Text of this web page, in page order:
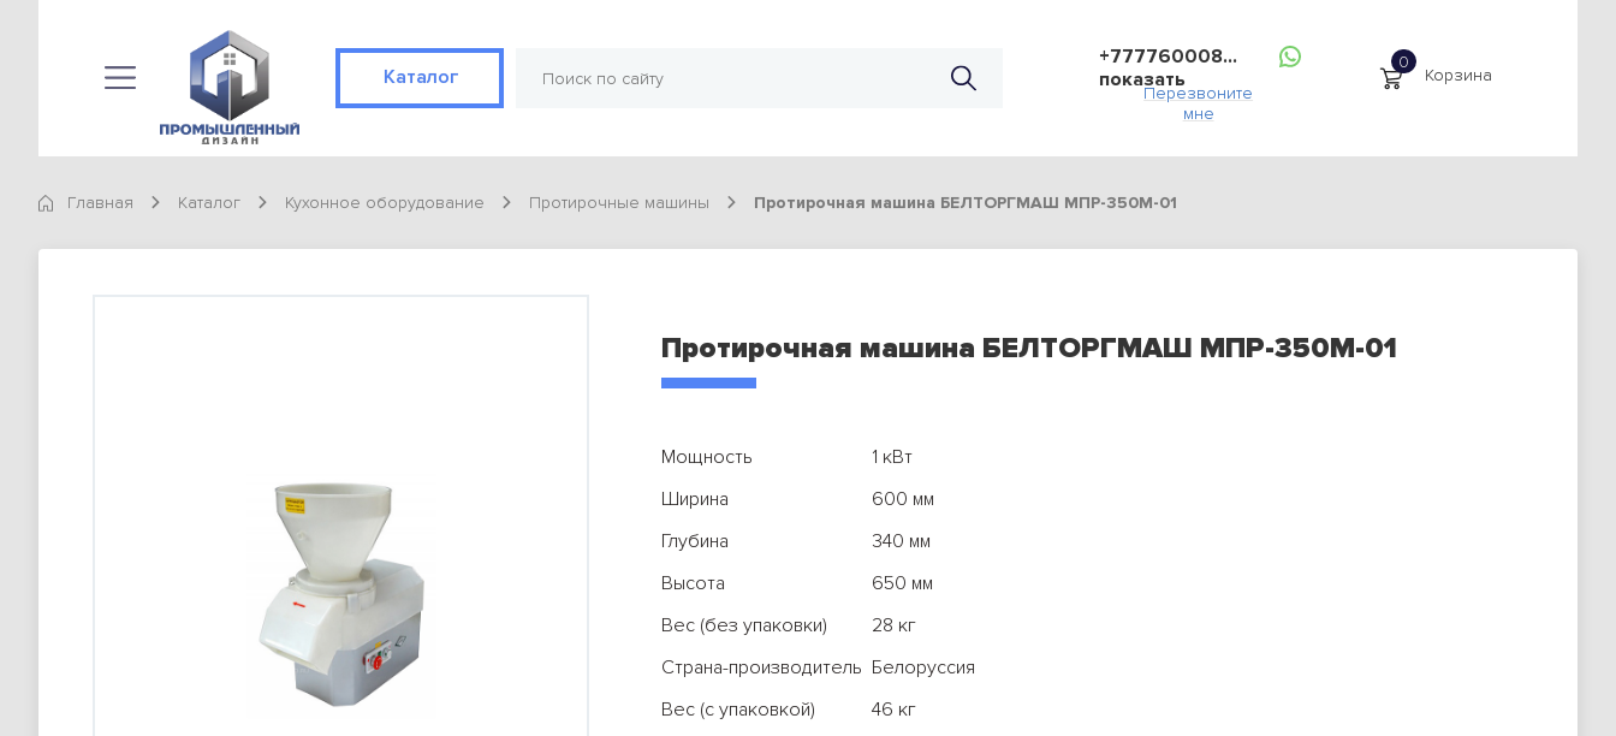
Каталог
+777760008...
показать
Перезвоните
мне
Корзина
Каталог
Готовые решения
Конвекционная печь Abat КЭП-4П
Конвекционная печь Abat КЭП-4П
Конвекционная печь Abat КЭП-4П
Главная Каталог Кухонное оборудование Протирочные машины Протирочная машина БЕЛТОРГМАШ МПР-350М-01
Протирочная машина БЕЛТОРГМАШ МПР-350М-01
Мощность
1 кВт
Ширина
600 мм
Глубина
340 мм
Высота
650 мм
Вес (без упаковки)
28 кг
Страна-производитель Белоруссия
Вес (с упаковкой)
46 кг